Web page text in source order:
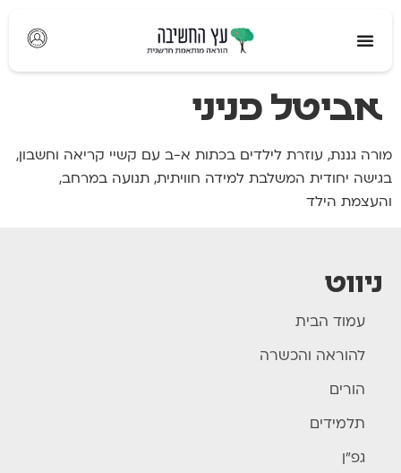
אביטל פניני
מורה גננת, עוזרת לילדים בכתות א-ב עם קשיי קריאה וחשבון,
בגישה יחודית המשלבת למידה חוויתית, תנועה במרחב,
והעצמת הילד
ניווט
עמוד הבית
להוראה והכשרה
הורים
תלמידים
גפ"ן